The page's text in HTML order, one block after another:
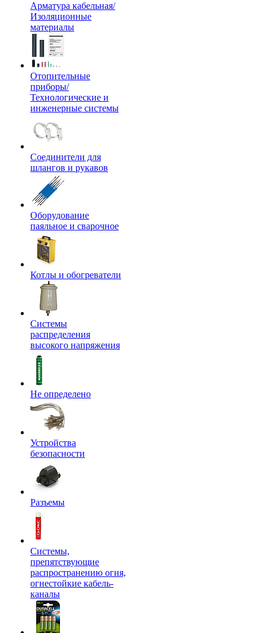
Арматура кабельная/
Изоляционные
материалы
Отопительные
приборы/
Технологические и
инженерные системы
Соединители для
шлангов и рукавов
Оборудование
паяльное и сварочное
Котлы и обогреватели
Системы
распределения
высокого напряжения
Не определено
Устройства
безопасности
Разъемы
Системы,
препятствующие
распространению огня,
огнестойкие кабель-
каналы